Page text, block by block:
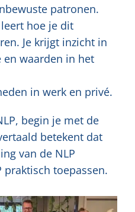
patronen.
hoe je dit
Je krijgt inzicht in
waarden in het
in werk en privé.
begin je met de
betekent dat
van de NLP
praktisch toepassen.